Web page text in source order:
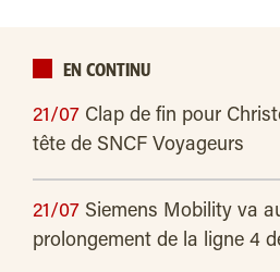
EN CONTINU
21/07 Clap de fin pour
tête de SNCF Voyageurs
21/07 Siemens Mobility va
prolongement de la ligne 4